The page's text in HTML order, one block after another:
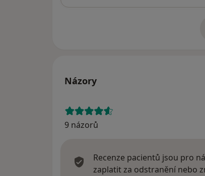
Názory
9 názorů
Recenze pacientů jsou pro
zaplatit za odstranění nebo